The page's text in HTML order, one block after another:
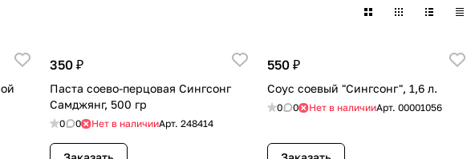
350 ₽
Паста соево-перцовая Сингсонг
Самджянг, 500 гр
0 0 Нет в наличииАрт. 248414
550 ₽
Соус соевый "Сингсонг", 1,6 л.
0 0 Нет в наличииАрт. 00001056